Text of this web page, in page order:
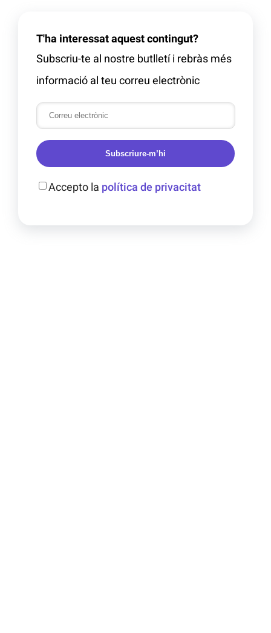
T'ha interessat aquest contingut?
Subscriu-te al nostre butlletí i rebràs més
informació al teu correu electrònic
Subscriure-m’hi
Accepto la política de privacitat